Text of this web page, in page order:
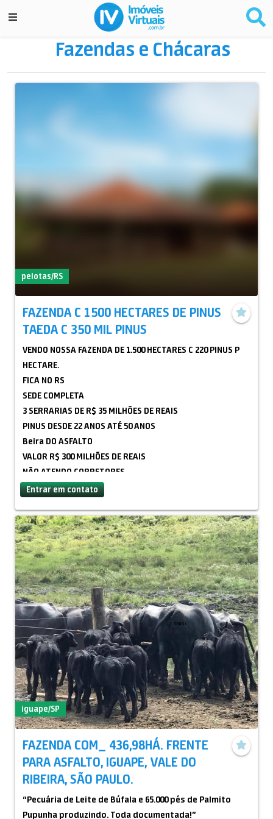
Fazendas e Chácaras
pelotas/RS
FAZENDA C 1500 HECTARES DE PINUS
TAEDA C 350 MIL PINUS
VENDO NOSSA FAZENDA DE 1.500 HECTARES C 220 PINUS P
HECTARE.
FICA NO RS
SEDE COMPLETA
3 SERRARIAS DE R$ 35 MILHÕES DE REAIS
PINUS DESDE 22 ANOS ATÉ 50 ANOS
Beira DO ASFALTO
VALOR R$ 300 MILHÕES DE REAIS
NÃO ATENDO CORRETORES
SOMENTE APRESENTO C PROPOSTA DOCUMENTAL E PROVA
DE NOSSA FAMÍLIA
11 99229 4927
Entrar em contato
iguape/SP
FAZENDA COM_ 436,98HÁ. FRENTE
PARA ASFALTO, IGUAPE, VALE DO
RIBEIRA, SÃO PAULO.
“Pecuária de Leite de Búfala e 65.000 pés de Palmito
Pupunha produzindo. Toda documentada!”